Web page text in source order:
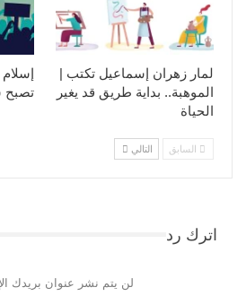
تصبح
لمار زهران إسماعيل تكتب |
الموهبة.. بداية طريق قد يغير
الحياة
السابق التالي
اترك رد
لن يتم نشر عنوان بريدك